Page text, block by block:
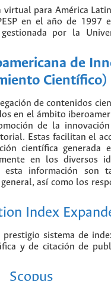
virtual para América
en el año de 1997
por la
de
Científico)
de contenidos
en el ámbito
de la
Estas facilitan el
científica generada
en los diversos
esta información son
así como los
Index
prestigio sistema de
y de citación de
Scopus